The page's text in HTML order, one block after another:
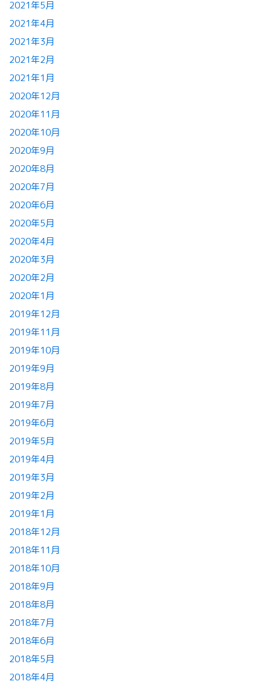
2021年5月
2021年4月
2021年3月
2021年2月
2021年1月
2020年12月
2020年11月
2020年10月
2020年9月
2020年8月
2020年7月
2020年6月
2020年5月
2020年4月
2020年3月
2020年2月
2020年1月
2019年12月
2019年11月
2019年10月
2019年9月
2019年8月
2019年7月
2019年6月
2019年5月
2019年4月
2019年3月
2019年2月
2019年1月
2018年12月
2018年11月
2018年10月
2018年9月
2018年8月
2018年7月
2018年6月
2018年5月
2018年4月